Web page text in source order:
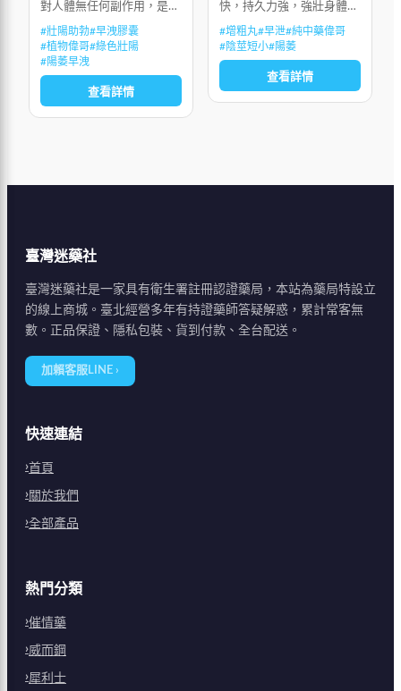
對人體無任何副作用，是男
士的壯陽助勃，治早洩的綠
色產品，有效地治療陽萎和
早洩。植物產品如豔紫鉚作
用更溫和、安全，可以作為
更好的治療選
#壯陽助勃#早洩膠囊
#植物偉哥#綠色壯陽
#陽萎早洩
查看詳情
快，持久力強，強壯身體，
大補元陽，促進陰莖二次發
育，使莖體粗大堅挺。
#增粗丸#早泄#純中藥偉哥
#陰莖短小#陽萎
查看詳情
臺灣迷藥社
臺灣迷藥社是一家具有衛生署註冊認證藥局，本站為藥局特設立
的線上商城。臺北經營多年有持證藥師答疑解惑，累計常客無
數。正品保證、隱私包裝、貨到付款、全台配送。
加賴客服LINE ›
快速連結
首頁
關於我們
全部產品
熱門分類
催情藥
威而鋼
犀利士